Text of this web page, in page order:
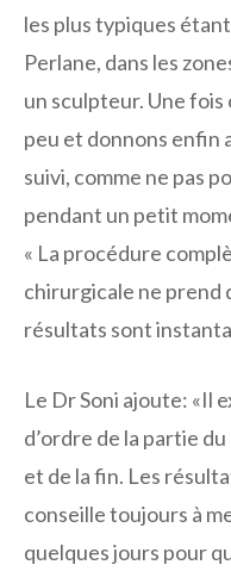
les plus typiques
Perlane, dans les
un sculpteur. Une fois
peu et donnons enfin
suivi, comme ne pas
pendant un petit
« La procédure
chirurgicale ne prend
résultats sont
Le Dr Soni ajoute: «Il
d’ordre de la partie
et de la fin. Les
conseille toujours à
quelques jours pour